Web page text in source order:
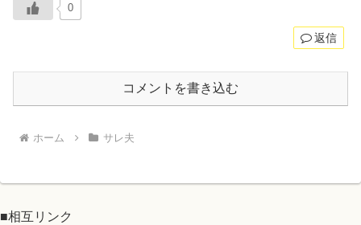
0
返信
コメントを書き込む
ホーム サレ夫
■相互リンク